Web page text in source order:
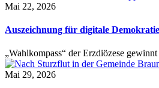
Mai 22, 2026
Auszeichnung für digitale
„Wahlkompass“ der Erzdiözese
Mai 29, 2026